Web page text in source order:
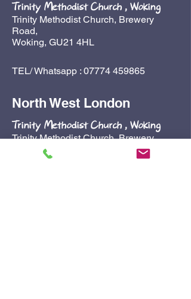
Trinity Methodist Church , Woking
Trinity Methodist Church, Brewery
Road,
Woking, GU21 4HL
TEL/ Whatsapp : 07774 459865
North West London
Trinity Methodist Church , Woking
Trinity Methodist Church, Brewery
Woking, GU21 4HL